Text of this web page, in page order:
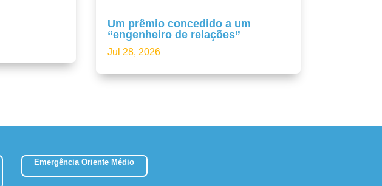
Um prêmio concedido a um
“engenheiro de relações”
Jul 28, 2026
Emergência Oriente Médio